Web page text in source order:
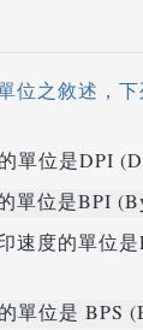
位之敘述，
單位是DPI
單位是BPI
速度的單位是
單位是 BPS